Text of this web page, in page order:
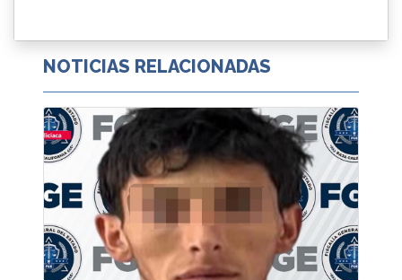
NOTICIAS RELACIONADAS